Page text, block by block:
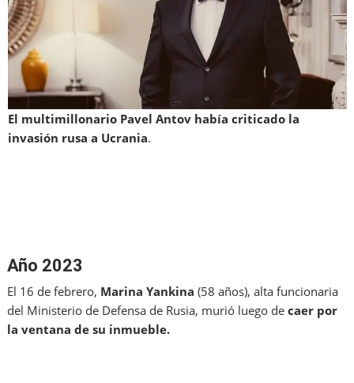
El multimillonario Pavel Antov había criticado la
invasión rusa a Ucrania.
Año 2023
El 16 de febrero, Marina Yankina(58 años), alta funcionaria
del Ministerio de Defensa de Rusia, murió luego decaer por
la ventana de su inmueble.